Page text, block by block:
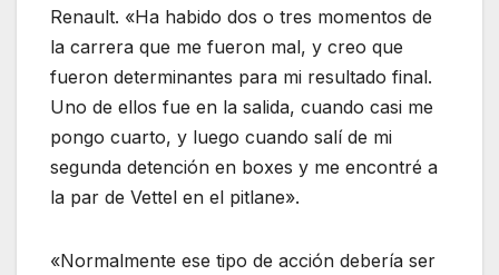
Renault. «Ha habido dos o tres momentos de
la carrera que me fueron mal, y creo que
fueron determinantes para mi resultado final.
Uno de ellos fue en la salida, cuando casi me
pongo cuarto, y luego cuando salí de mi
segunda detención en boxes y me encontré a
la par de Vettel en el pitlane».
«Normalmente ese tipo de acción debería ser